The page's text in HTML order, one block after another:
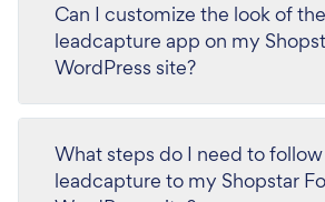
Can I customize the look of the
leadcapture app on my
WordPress site?
What steps do I need to
leadcapture to my Shopstar